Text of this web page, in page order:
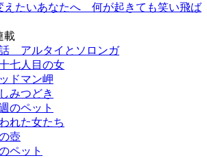
えたいあなたへ 何が起きても笑い飛ば
載
アルタイとソロンガ
七人目の女
ドマン岬
みつどき
のペット
れた女たち
壺
ペット